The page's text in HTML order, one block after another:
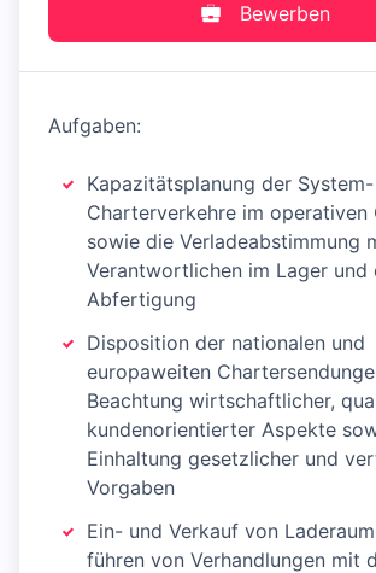
Bewerben
Aufgaben:
Kapazitätsplanung der
Charterverkehre im operativen
sowie die Verladeabstimmung
Verantwortlichen im Lager und
Abfertigung
Disposition der nationalen und
europaweiten
Beachtung wirtschaftlicher,
kundenorientierter Aspekte
Einhaltung gesetzlicher und
Vorgaben
Ein- und Verkauf von
führen von Verhandlungen mit